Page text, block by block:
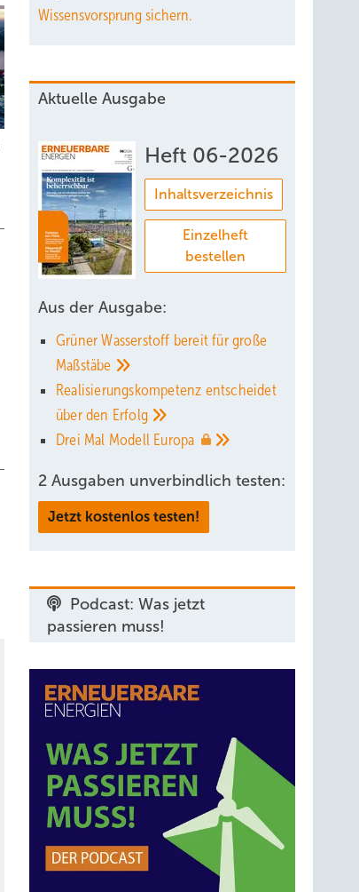
Wissensvorsprung sichern.
Aktuelle Ausgabe
Heft 06-2026
Inhaltsverzeichnis
Einzelheft
bestellen
Aus der Ausgabe:
Grüner Wasserstoff bereit für große
Maßstäbe
Realisierungskompetenz entscheidet
über den Erfolg
Drei Mal Modell Europa
2 Ausgaben unverbindlich testen:
Jetzt kostenlos testen!
Podcast: Was jetzt
passieren muss!